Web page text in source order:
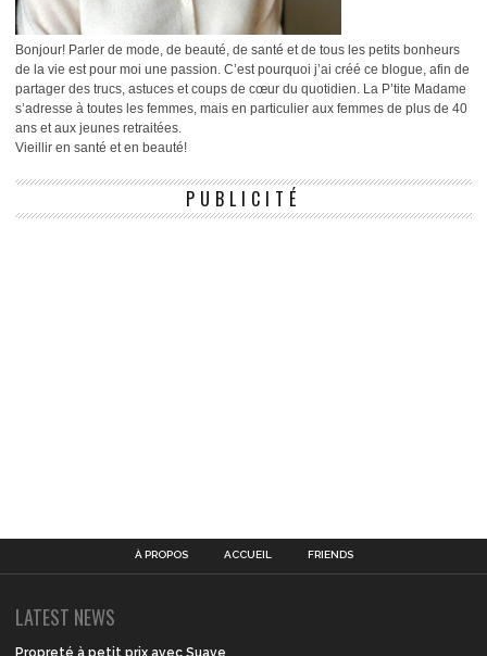
Bonjour! Parler de mode, de beauté, de santé et de tous les petits bonheurs
de la vie est pour moi une passion. C’est pourquoi j’ai créé ce blogue, afin de
partager des trucs, astuces et coups de cœur du quotidien. La P’tite Madame
s’adresse à toutes les femmes, mais en particulier aux femmes de plus de 40
ans et aux jeunes retraitées.
Vieillir en santé et en beauté!
PUBLICITÉ
À PROPOS ACCUEIL FRIENDS
LATEST NEWS
Propreté à petit prix avec Suave